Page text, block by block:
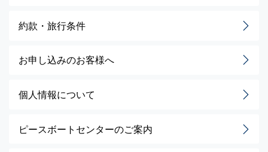
約款・旅行条件
お申し込みのお客様へ
個人情報について
ピースボートセンターのご案内